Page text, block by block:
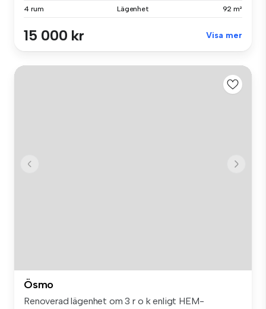
4 rum Lägenhet 92 m²
15 000 kr Visa mer
Ösmo
Renoverad lägenhet om 3 r o k enligt HEM-